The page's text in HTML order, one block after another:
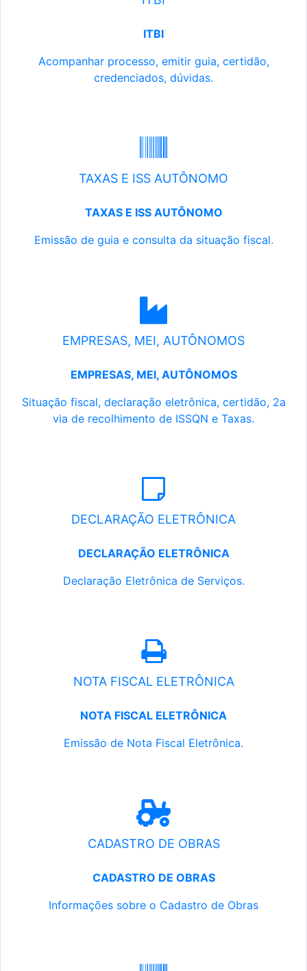
ITBI
Acompanhar processo, emitir guia, certidão,
credenciados, dúvidas.
TAXAS E ISS AUTÔNOMO
TAXAS E ISS AUTÔNOMO
Emissão de guia e consulta da situação fiscal.
EMPRESAS, MEI, AUTÔNOMOS
EMPRESAS, MEI, AUTÔNOMOS
Situação fiscal, declaração eletrônica, certidão, 2a
via de recolhimento de ISSQN e Taxas.
DECLARAÇÃO ELETRÔNICA
DECLARAÇÃO ELETRÔNICA
Declaração Eletrônica de Serviços.
NOTA FISCAL ELETRÔNICA
NOTA FISCAL ELETRÔNICA
Emissão de Nota Fiscal Eletrônica.
CADASTRO DE OBRAS
CADASTRO DE OBRAS
Informações sobre o Cadastro de Obras